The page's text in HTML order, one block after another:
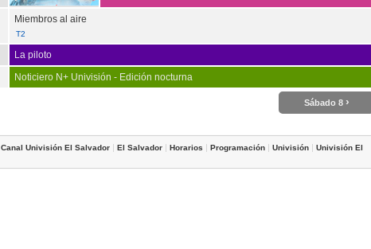
Miembros al aire
T2
La piloto
Noticiero N+ Univisión - Edición nocturna
Sábado 8 ›
Canal Univisión El Salvador | El Salvador | Horarios | Programación | Univisión | Univisión El